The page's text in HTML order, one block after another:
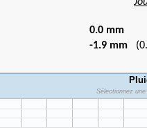
0.0 mm
-1.9 mm